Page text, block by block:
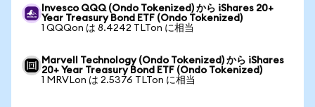
Invesco QQQ (Ondo Tokenized) から iShares 20+
Year Treasury Bond ETF (Ondo Tokenized)
1 QQQon は 8.4242 TLTon に相当
Marvell Technology (Ondo Tokenized) から iShares
20+ Year Treasury Bond ETF (Ondo Tokenized)
1 MRVLon は 2.5376 TLTon に相当